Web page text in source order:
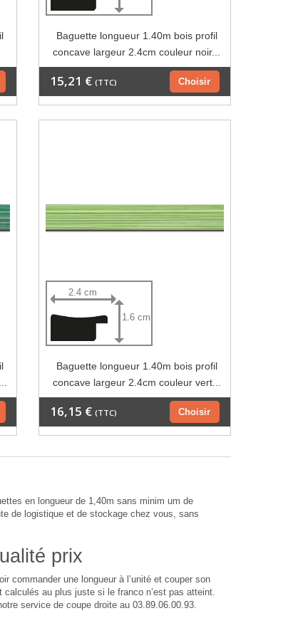
Baguette longueur 1.40m bois profil
concave largeur 2.4cm couleur noir...
Choisir
15,21 € (TTC)
2.4 cm
1.6 cm
Baguette longueur 1.40m bois profil
concave largeur 2.4cm couleur vert...
Choisir
16,15 € (TTC)
en longueur de 1,40m sans minim um de
de logistique et de stockage chez vous, sans
prix
commander une longueur à l’unité et couper son
au plus juste si le franco n’est pas atteint.
service de coupe droite au 03.89.06.00.93.